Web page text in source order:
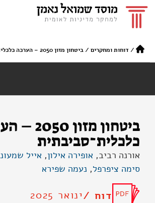
/דוחות ומחקרים /ביטחון מזון 2050 – הערכה כלכלית־סביבתית
ביטחון מזון
כלכלית־סביבתית
אורנה רביב, אופירה אילון, אייל
סימה ציפרפל, נעמה שפירא
דוח /ינואר 2025